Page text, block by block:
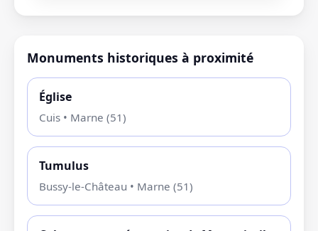
Monuments historiques à proximité
Église
Cuis • Marne (51)
Tumulus
Bussy-le-Château • Marne (51)